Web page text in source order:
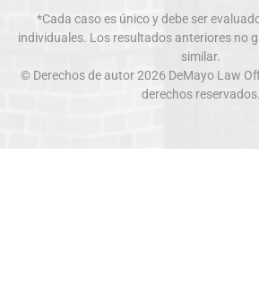
*Cada caso es único y debe ser
individuales. Los resultados anteriores no
similar.
© Derechos de autor 2026 DeMayo Law
derechos reservados.